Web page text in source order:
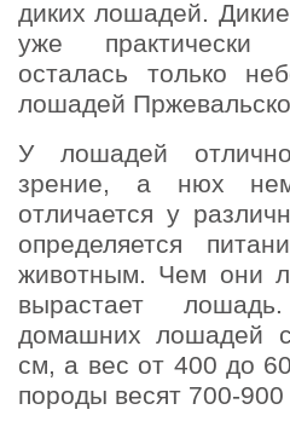
диких лошадей.
уже практически
осталась только
лошадей
У лошадей
зрение, а нюх
отличается у
определяется
животным. Чем они
вырастает
домашних лошадей
см, а вес от 400 до
породы весят 700-900